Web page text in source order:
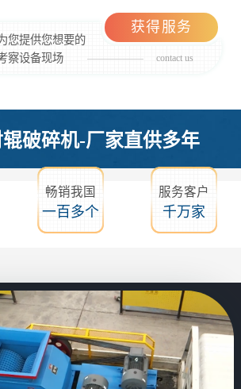
您提供您想要的
察设备现场
contact us
获得服务
破碎机-厂家直供多年
畅销我国
一百多个
服务客户
千万家